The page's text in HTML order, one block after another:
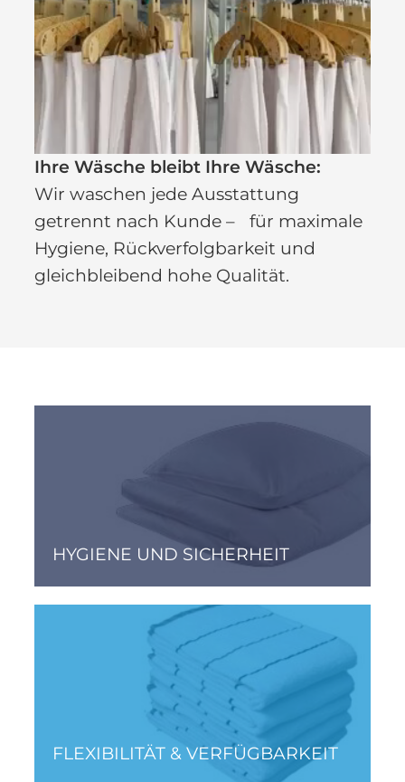
Ihre Wäsche bleibt Ihre Wäsche:
Wir waschen jede Ausstattung
getrennt nach Kunde – für maximale
Hygiene, Rückverfolgbarkeit und
gleichbleibend hohe Qualität.
HYGIENE UND SICHERHEIT
FLEXIBILITÄT & VERFÜGBARKEIT